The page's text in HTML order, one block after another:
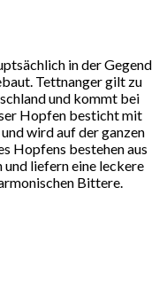
in der Gegend
Tettnanger gilt zu
und kommt bei
Hopfen besticht mit
wird auf der ganzen
Hopfens bestehen aus
liefern eine leckere
Bittere.